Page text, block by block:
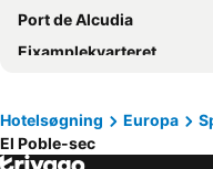
Hotel Rec Barcelona - Adults
Hotel SB Diagonal Zero
NH Barcelona Eixample
ibis Styles Barcelona City Bogatell
Port de Alcudia
Eixamplekvarteret
El Born
Barcelona hovedbanegård
Hotelsøgning Europa
El Poble-sec